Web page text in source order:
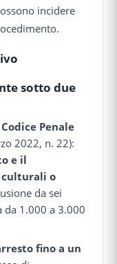
incidere
sotto due
Penale
2022, n. 22):
e il
o
da sei
da 1.000 a 3.000
fino a un